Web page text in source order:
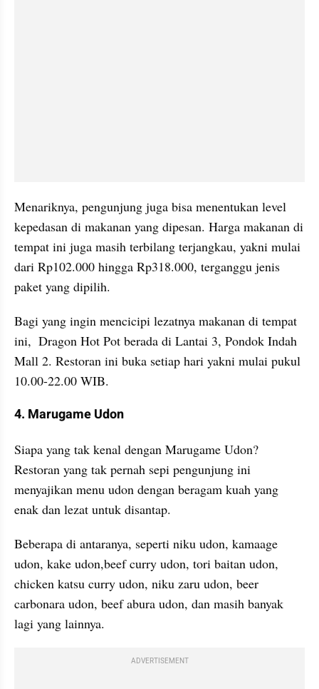
Menariknya, pengunjung juga bisa menentukan level
kepedasan di makanan yang dipesan. Harga makanan di
tempat ini juga masih terbilang terjangkau, yakni mulai
dari Rp102.000 hingga Rp318.000, terganggu jenis
paket yang dipilih.
Bagi yang ingin mencicipi lezatnya makanan di tempat
ini,  Dragon Hot Pot berada di Lantai 3, Pondok Indah
Mall 2. Restoran ini buka setiap hari yakni mulai pukul
10.00-22.00 WIB.
4. Marugame Udon
Siapa yang tak kenal dengan Marugame Udon?
Restoran yang tak pernah sepi pengunjung ini
menyajikan menu udon dengan beragam kuah yang
enak dan lezat untuk disantap.
Beberapa di antaranya, seperti niku udon, kamaage
udon, kake udon,beef curry udon, tori baitan udon,
chicken katsu curry udon, niku zaru udon, beer
carbonara udon, beef abura udon, dan masih banyak
lagi yang lainnya.
ADVERTISEMENT